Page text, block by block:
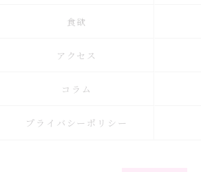
食欲
アクセス
コラム
プライバシーポリシー